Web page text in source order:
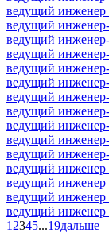
ведущий инженер
ведущий
ведущий
ведущий
ведущий
ведущий
ведущий
ведущий
ведущий
ведущий
ведущий
ведущий инженер
ведущий инженер
ведущий
ведущий
1 2345...19дальше